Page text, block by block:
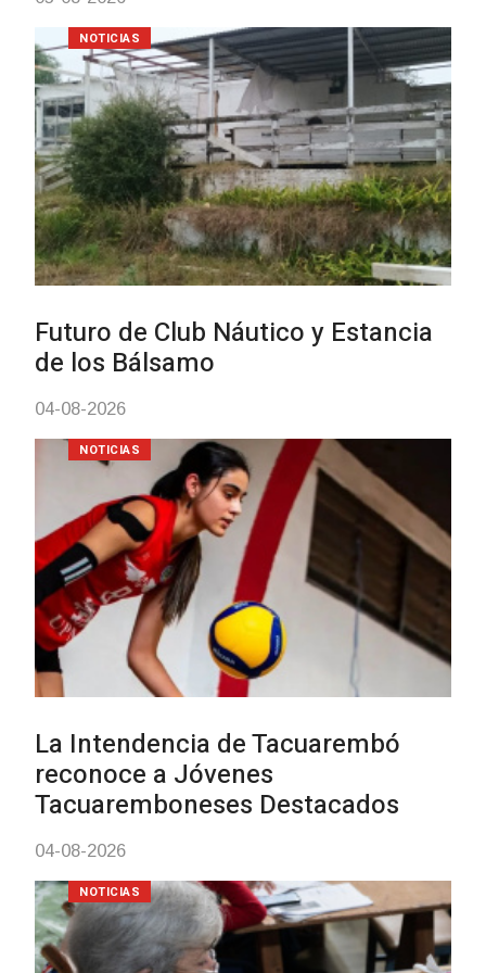
Turismo accesible para personas
mayores
03-08-2026
vacunación contra el
meningococo
03-08-2026
NOTICIAS
NOTICIAS